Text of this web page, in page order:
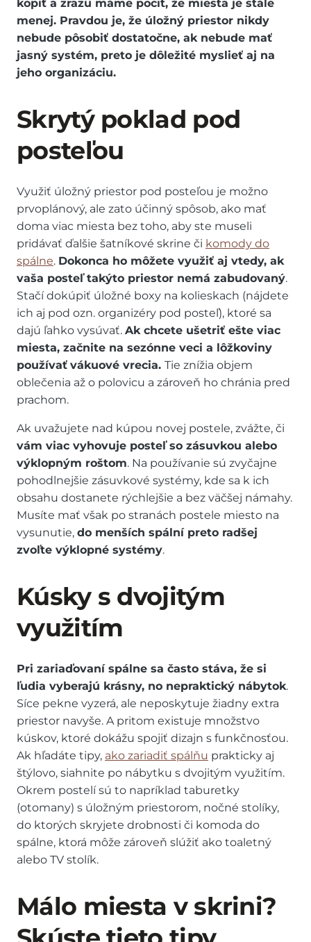
kopiť a zrazu máme pocit, že miesta je stále
menej. Pravdou je, že úložný priestor nikdy
nebude pôsobiť dostatočne, ak nebude mať
jasný systém, preto je dôležité myslieť aj na
jeho organizáciu.
Skrytý poklad pod
posteľou
Využiť úložný priestor pod posteľou je možno
prvoplánový, ale zato účinný spôsob, ako mať
doma viac miesta bez toho, aby ste museli
pridávať ďalšie šatníkové skrine či komody do
spálne. Dokonca ho môžete využiť aj vtedy, ak
vaša posteľ takýto priestor nemá zabudovaný.
Stačí dokúpiť úložné boxy na kolieskach (nájdete
ich aj pod ozn. organizéry pod posteľ), ktoré sa
dajú ľahko vysúvať. Ak chcete ušetriť ešte viac
miesta, začnite na sezónne veci a lôžkoviny
používať vákuové vrecia. Tie znížia objem
oblečenia až o polovicu a zároveň ho chránia pred
prachom.
Ak uvažujete nad kúpou novej postele, zvážte, či
vám viac vyhovuje posteľ so zásuvkou alebo
výklopným roštom. Na používanie sú zvyčajne
pohodlnejšie zásuvkové systémy, kde sa k ich
obsahu dostanete rýchlejšie a bez väčšej námahy.
Musíte mať však po stranách postele miesto na
vysunutie, do menších spální preto radšej
zvoľte výklopné systémy.
Kúsky s dvojitým
využitím
Pri zariaďovaní spálne sa často stáva, že si
ľudia vyberajú krásny, no nepraktický nábytok.
Síce pekne vyzerá, ale neposkytuje žiadny extra
priestor navyše. A pritom existuje množstvo
kúskov, ktoré dokážu spojiť dizajn s funkčnosťou.
Ak hľadáte tipy, ako zariadiť spálňu prakticky aj
štýlovo, siahnite po nábytku s dvojitým využitím.
Okrem postelí sú to napríklad taburetky
(otomany) s úložným priestorom, nočné stolíky,
do ktorých skryjete drobnosti či komoda do
spálne, ktorá môže zároveň slúžiť ako toaletný
alebo TV stolík.
Málo miesta v skrini?